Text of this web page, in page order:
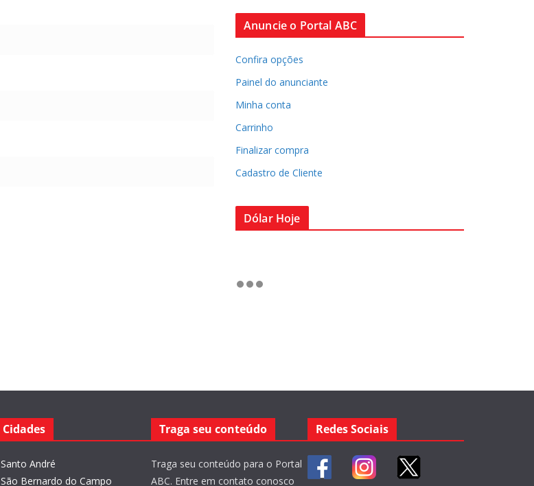
Anuncie o Portal ABC
Confira opções
Painel do anunciante
Minha conta
Carrinho
Finalizar compra
Cadastro de Cliente
Dólar Hoje
Cidades
Santo André
São Bernardo do Campo
Traga seu conteúdo
Traga seu conteúdo para o Portal
ABC. Entre em contato conosco
Redes Sociais